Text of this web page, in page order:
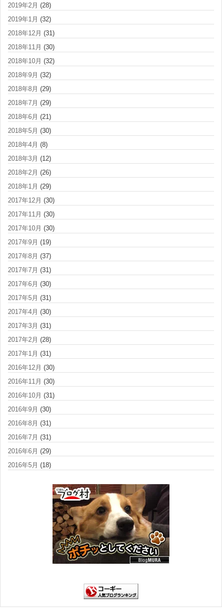
2019年2月 (28)
2019年1月 (32)
2018年12月 (31)
2018年11月 (30)
2018年10月 (32)
2018年9月 (32)
2018年8月 (29)
2018年7月 (29)
2018年6月 (21)
2018年5月 (30)
2018年4月 (8)
2018年3月 (12)
2018年2月 (26)
2018年1月 (29)
2017年12月 (30)
2017年11月 (30)
2017年10月 (30)
2017年9月 (19)
2017年8月 (37)
2017年7月 (31)
2017年6月 (30)
2017年5月 (31)
2017年4月 (30)
2017年3月 (31)
2017年2月 (28)
2017年1月 (31)
2016年12月 (30)
2016年11月 (30)
2016年10月 (31)
2016年9月 (30)
2016年8月 (31)
2016年7月 (31)
2016年6月 (29)
2016年5月 (18)